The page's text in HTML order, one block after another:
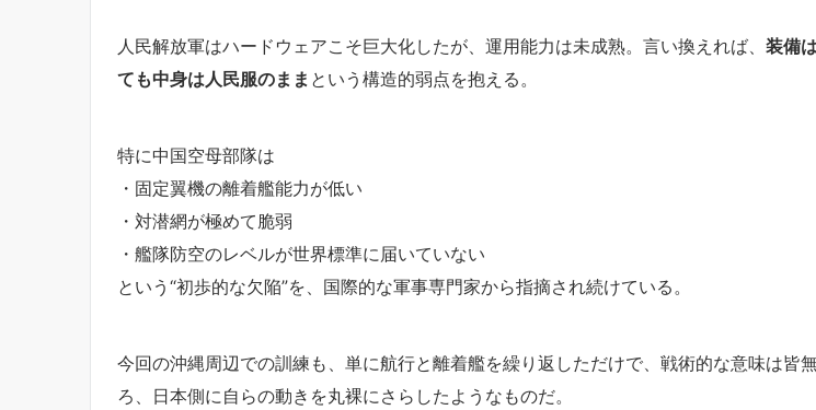
人民解放軍はハードウェアこそ巨大化したが、運用能力は未成熟。言い換えれば、 装備
ても中身は人民服のまま という構造的弱点を抱える。
特に中国空母部隊は
・固定翼機の離着艦能力が低い
・対潜網が極めて脆弱
・艦隊防空のレベルが世界標準に届いていない
という“初歩的な欠陥”を、国際的な軍事専門家から指摘され続けている。
今回の沖縄周辺での訓練も、単に航行と離着艦を繰り返しただけで、戦術的な意味は皆
ろ、日本側に自らの動きを丸裸にさらしたようなものだ。